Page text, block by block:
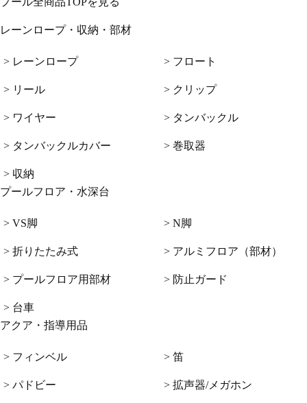
レーンロープ・収納・部材
> レーンロープ
> リール
> ワイヤー
> タンバックルカバー
> 収納
> フロート
> クリップ
> タンバックル
> 巻取器
プールフロア・水深台
> VS脚
> 折りたたみ式
> プールフロア用部材
> 台車
> N脚
> アルミフロア（部材）
> 防止ガード
アクア・指導用品
> フィンベル
> パドビー
> 笛
> 拡声器/メガホン